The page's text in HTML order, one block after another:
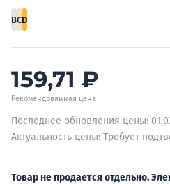
BCD
159,71 ₽
Рекомендованная цена
Последнее обновления цены:
Актуальность цены: Требует
Товар не продается отдельно.